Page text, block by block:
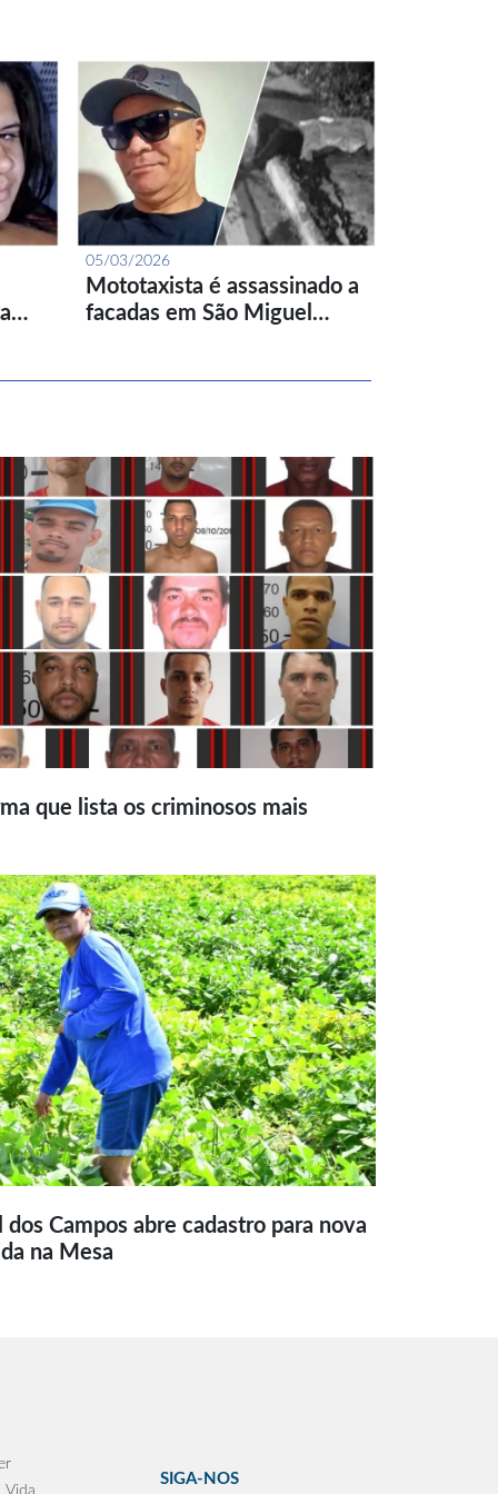
05/03/2026
Mototaxista é assassinado a
facadas em São Miguel…
que lista os criminosos mais
Campos abre cadastro para nova
na Mesa
Vida
SIGA-NOS